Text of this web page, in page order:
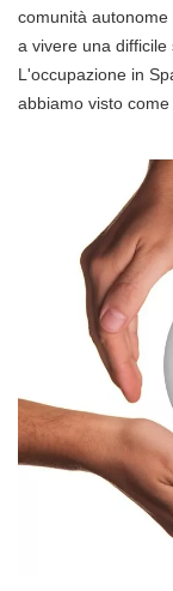
comunità
a vivere una difficile
L'occupazione in
abbiamo visto